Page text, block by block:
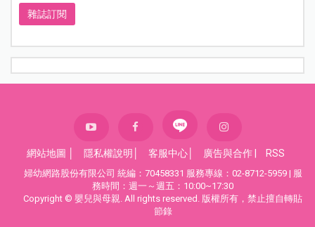
雜誌訂閱
網站地圖 隱私權說明 客服中心 廣告與合作 RSS
婦幼網路股份有限公司 統編：70458331 服務專線：02-8712-5959 | 服
務時間：週一～週五：10:00~17:30
Copyright © 嬰兒與母親. All rights reserved. 版權所有，禁止擅自轉貼
節錄